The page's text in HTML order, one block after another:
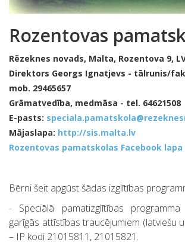
Rozentovas
Rēzeknes novads, Malta, Rozentova 9,
Direktors Georgs Ignatjevs - tālrunis/
mob. 29465657
Grāmatvedība, medmāsa - tel. 64621508
E-pasts:
Mājaslapa: http://sis.malta.lv
Rozentovas pamatskolas Facebook lapa
Bērni šeit apgūst šādas izglītības
- Speciālā pamatizglītības
garīgās attīstības traucējumiem (latviešu
– IP kodi 21015811, 21015821.